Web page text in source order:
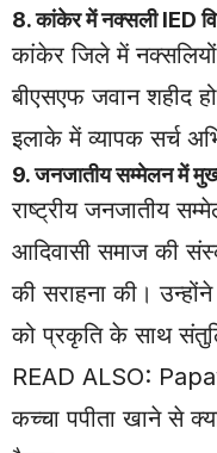
8. कांकेर में नक्सली IED
कांकेर जिले में नक्सलियों
बीएसएफ जवान शहीद
इलाके में व्यापक सर्च
9. जनजातीय सम्मेलन में
राष्ट्रीय जनजातीय
आदिवासी समाज की
की सराहना की।
को प्रकृति के साथ
READ ALSO:
कच्चा पपीता खाने से